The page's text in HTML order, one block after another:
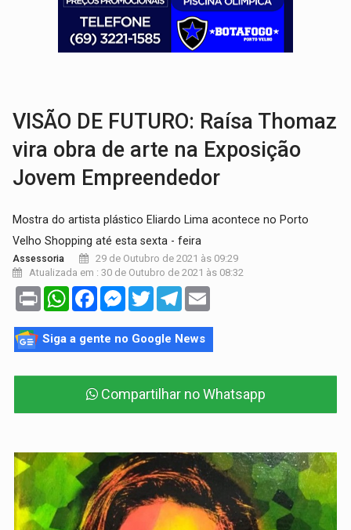
VÍDEO: Serpente capturada na fábrica da Coca-Cola é
HOMENAGEM: Cientistas cassados pelo AI-5 se tornam pesquisadores
VISÃO DE FUTURO: Raísa Thomaz
vira obra de arte na Exposição
Jovem Empreendedor
Mostra do artista plástico Eliardo Lima acontece no Porto
Velho Shopping até esta sexta - feira
Assessoria
29 de Outubro de 2021 às 09:29
Atualizada em : 30 de Outubro de 2021 às 08:32
Print WhatsAppFacebookMessenger
TwitterTelegram
Siga a gente no Google News
Compartilhar no Whatsapp